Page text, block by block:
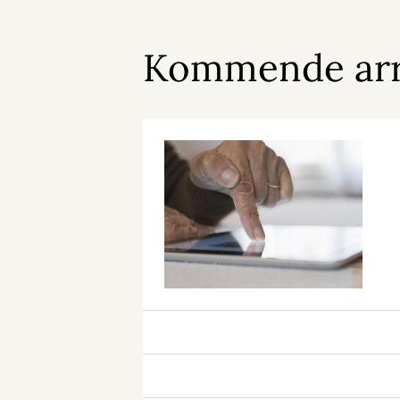
Kommende